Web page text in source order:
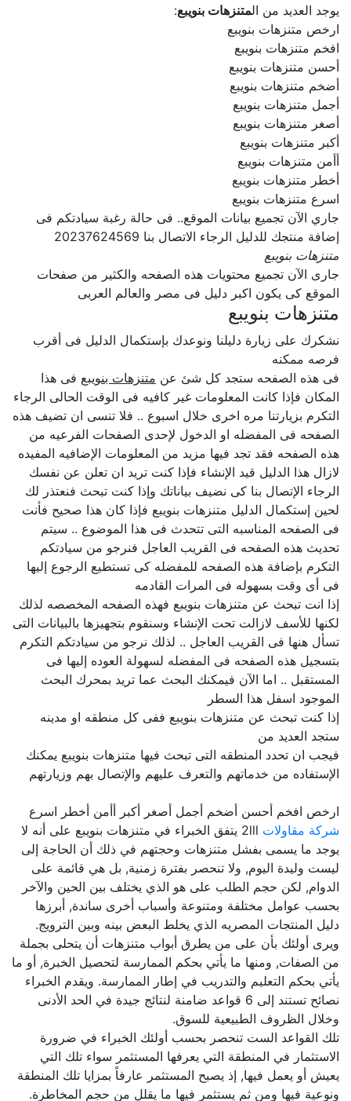
يوجد العديد من ال متنزهات بنويبع:
ارخص متنزهات بنويبع
افخم متنزهات بنويبع
أحسن متنزهات بنويبع
أضخم متنزهات بنويبع
أجمل متنزهات بنويبع
أصغر متنزهات بنويبع
أكبر متنزهات بنويبع
أأمن متنزهات بنويبع
أخطر متنزهات بنويبع
اسرع متنزهات بنويبع
جاري الآن تجميع بيانات الموقع.. فى حالة رغبة سيادتكم فى
إضافة منتجك للدليل الرجاء الاتصال بنا 20237624569
متنزهات بنويبع
جارى الآن تجميع محتويات هذه الصفحه والكثير من صفحات
الموقع كى يكون اكبر دليل فى مصر والعالم العربى
متنزهات بنويبع
نشكرك على زيارة دليلنا ونوعدك بإستكمال الدليل فى أقرب
فرصه ممكنه
فى هذه الصفحه ستجد كل شئ عنمتنزهات بنويبعفى هذا
المكان فإذا كانت المعلومات غير كافيه فى الوقت الحالى الرجاء
التكرم بزيارتنا مره اخرى خلال اسبوع .. فلا تنسى ان تضيف هذه
الصفحه فى المفضله او الدخول لإحدى الصفحات الفرعيه من
هذه الصفحه فقد تجد فيها مزيد من المعلومات الإضافيه المفيده
لازال هذا الدليل قيد الإنشاء فإذا كنت تريد ان تعلن عن نفسك
الرجاء الإتصال بنا كى نضيف بياناتك وإذا كنت تبحث فنعتذر لك
لحين إستكمال الدليل متنزهات بنويبع فإذا كان هذا صحيح فأنت
فى الصفحه المناسبه التى تتحدث فى هذا الموضوع .. سيتم
تحديث هذه الصفحه فى القريب العاجل فنرجو من سيادتكم
التكرم بإضافة هذه الصفحه للمفضله كى تستطيع الرجوع إليها
فى أى وقت بسهوله فى المرات القادمه
إذا انت تبحث عن متنزهات بنويبع فهذه الصفحه المخصصه لذلك
لكنها للأسف لازالت تحت الإنشاء وسنقوم بتجهيزها بالبيانات التى
تسأل هنها فى القريب العاجل .. لذلك نرجو من سيادتكم التكرم
بتسجيل هذه الصفحه فى المفضله لسهولة العوده إليها فى
المستقبل .. اما الآن فيمكنك البحث عما تريد بمحرك البحث
الموجود اسفل هذا السطر
إذا كنت تبحث عن متنزهات بنويبع ففى كل منطقه او مدينه
ستجد العديد من
فيجب ان تحدد المنطقه التى تبحث فيها متنزهات بنويبع يمكنك
الإستفاده من خدماتهم والتعرف عليهم والإتصال بهم وزيارتهم
ارخص افخم أحسن أضخم أجمل أصغر أكبر أأمن أخطر اسرع
شركة مقاولات
2lll يتفق الخبراء في متنزهات بنويبع على أنه لا
يوجد ما يسمى بفشل متنزهات وحجتهم في ذلك أن الحاجة إلى
ليست وليدة اليوم, ولا تنحصر بفترة زمنية, بل هي قائمة على
الدوام, لكن حجم الطلب على هو الذي يختلف بين الحين والآخر
بحسب عوامل مختلفة ومتنوعة وأسباب أخرى ساندة, أبرزها
دليل المنتجات المصريه الذي يخلط البعض بينه وبين الترويج.
ويرى أولئك بأن على من يطرق أبواب متنزهات أن يتحلى بجملة
من الصفات, ومنها ما يأتي بحكم الممارسة لتحصيل الخبرة, أو ما
يأتي بحكم التعليم والتدريب في إطار الممارسة. ويقدم الخبراء
نصائح تستند إلى 6 قواعد ضامنة لنتائج جيدة في الحد الأدنى
وخلال الظروف الطبيعية للسوق.
تلك القواعد الست تنحصر بحسب أولئك الخبراء في ضرورة
الاستثمار في المنطقة التي يعرفها المستثمر سواء تلك التي
يعيش أو يعمل فيها, إذ يصبح المستثمر عارفاً بمزايا تلك المنطقة
ونوعية فيها ومن ثم يستثمر فيها ما يقلل من حجم المخاطرة.